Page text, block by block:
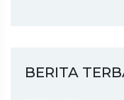
BERITA